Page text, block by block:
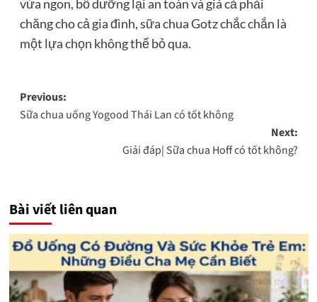
vừa ngon, bổ dưỡng lại an toàn và giá cả phải
chăng cho cả gia đình, sữa chua Gotz chắc chắn là
một lựa chọn không thể bỏ qua.
Post
navigation
Previous:
Sữa chua uống Yogood Thái Lan có tốt không
Next:
Giải đáp| Sữa chua Hoff có tốt không?
Bài viết liên quan